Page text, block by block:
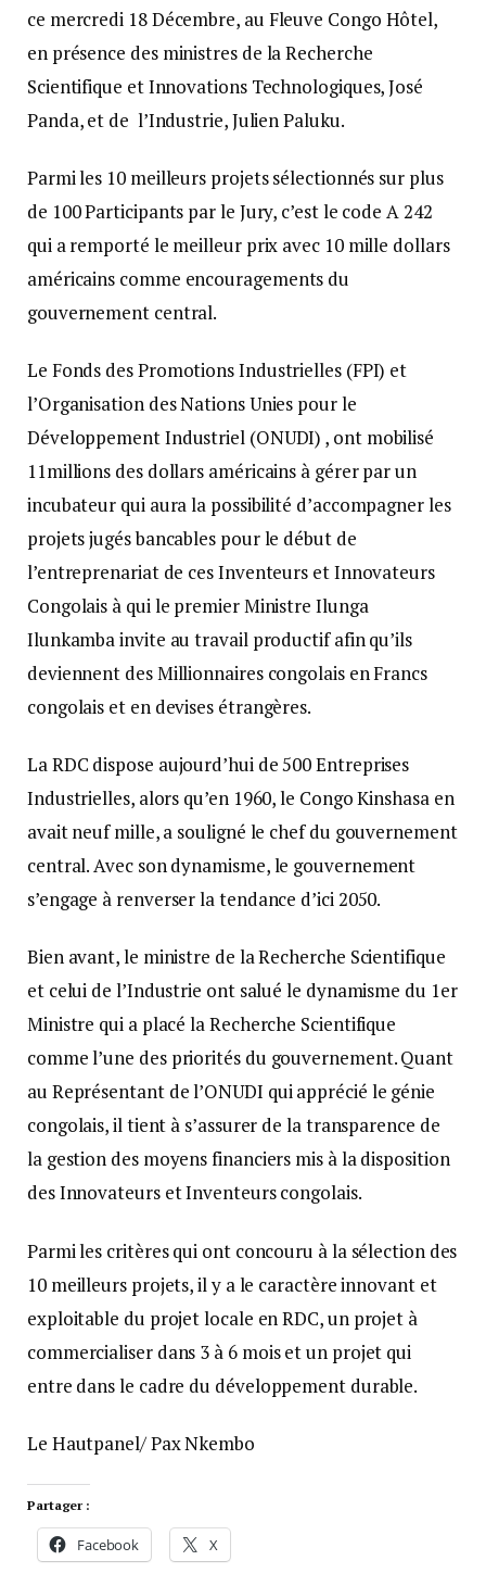
ce mercredi 18 Décembre, au Fleuve Congo Hôtel,
en présence des ministres de la Recherche
Scientifique et Innovations Technologiques, José
Panda, et de l’Industrie, Julien Paluku.
Parmi les 10 meilleurs projets sélectionnés sur plus
de 100 Participants par le Jury, c’est le code A 242
qui a remporté le meilleur prix avec 10 mille dollars
américains comme encouragements du
gouvernement central.
Le Fonds des Promotions Industrielles (FPI) et
l’Organisation des Nations Unies pour le
Développement Industriel (ONUDI) , ont mobilisé
11millions des dollars américains à gérer par un
incubateur qui aura la possibilité d’accompagner les
projets jugés bancables pour le début de
l’entreprenariat de ces Inventeurs et Innovateurs
Congolais à qui le premier Ministre Ilunga
Ilunkamba invite au travail productif afin qu’ils
deviennent des Millionnaires congolais en Francs
congolais et en devises étrangères.
La RDC dispose aujourd’hui de 500 Entreprises
Industrielles, alors qu’en 1960, le Congo Kinshasa en
avait neuf mille, a souligné le chef du gouvernement
central. Avec son dynamisme, le gouvernement
s’engage à renverser la tendance d’ici 2050.
Bien avant, le ministre de la Recherche Scientifique
et celui de l’Industrie ont salué le dynamisme du 1er
Ministre qui a placé la Recherche Scientifique
comme l’une des priorités du gouvernement. Quant
au Représentant de l’ONUDI qui apprécié le génie
congolais, il tient à s’assurer de la transparence de
la gestion des moyens financiers mis à la disposition
des Innovateurs et Inventeurs congolais.
Parmi les critères qui ont concouru à la sélection des
10 meilleurs projets, il y a le caractère innovant et
exploitable du projet locale en RDC, un projet à
commercialiser dans 3 à 6 mois et un projet qui
entre dans le cadre du développement durable.
Le Hautpanel/ Pax Nkembo
Partager :
Facebook X